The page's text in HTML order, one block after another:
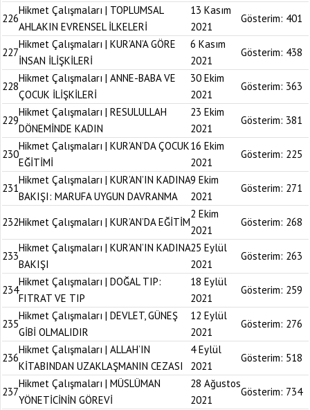
226
Hikmet Çalışmaları | TOPLUMSAL
AHLAKIN EVRENSEL İLKELERİ
13 Kasım
2021
Gösterim: 401
227
Hikmet Çalışmaları | KUR’AN’A GÖRE
İNSAN İLİŞKİLERİ
6 Kasım
2021
Gösterim: 438
228
Hikmet Çalışmaları | ANNE-BABA VE
ÇOCUK İLİŞKİLERİ
30 Ekim
2021
Gösterim: 363
229
Hikmet Çalışmaları | RESULULLAH
DÖNEMİNDE KADIN
23 Ekim
2021
Gösterim: 381
230
Hikmet Çalışmaları | KUR’AN’DA ÇOCUK
EĞİTİMİ
16 Ekim
2021
Gösterim: 225
231
Hikmet Çalışmaları | KUR’AN’IN KADINA
BAKIŞI: MARUFA UYGUN DAVRANMA
9 Ekim
2021
Gösterim: 271
232Hikmet Çalışmaları | KUR’AN’DA EĞİTİM
2 Ekim
2021
Gösterim: 268
233
Hikmet Çalışmaları | KUR’AN’IN KADINA
BAKIŞI
25 Eylül
2021
Gösterim: 263
234
Hikmet Çalışmaları | DOĞAL TIP:
FITRAT VE TIP
18 Eylül
2021
Gösterim: 259
235
Hikmet Çalışmaları | DEVLET, GÜNEŞ
GİBİ OLMALIDIR
12 Eylül
2021
Gösterim: 276
236
Hikmet Çalışmaları | ALLAH’IN
KİTABINDAN UZAKLAŞMANIN CEZASI
4 Eylül
2021
Gösterim: 518
237
Hikmet Çalışmaları | MÜSLÜMAN
YÖNETİCİNİN GÖREVİ
28 Ağustos
2021
Gösterim: 734